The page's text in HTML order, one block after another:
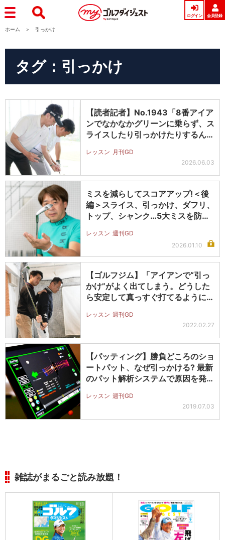
ログイン 会員登録
ホーム 引っかけ
タグ：引っかけ
【読者記者】No.1943「8番アイア
ンでなかなかグリーンに乗らず、ス
ライスしたり引っかけたりするん…
レッスン 月刊GD
2026.06.03
ミスを減らしてスコアアップ!＜後
編＞スライス、引っかけ、ダフリ、
トップ、シャンク…5大ミスを防ぐ
レッスン 週刊GD
2026.01.10
【ゴルフジム】「アイアンで“引っ
かけ”がよく出てしまう。どうした
ら安定して真っすぐ打てるようにな
レッスン 週刊GD
2022.02.27
【パッティング】勝負どころのショ
ートパット、なぜ引っかける? 最新
のパット解析システムで原因を発
レッスン 週刊GD
2019.07.03
雑誌がまるごと読み放題！